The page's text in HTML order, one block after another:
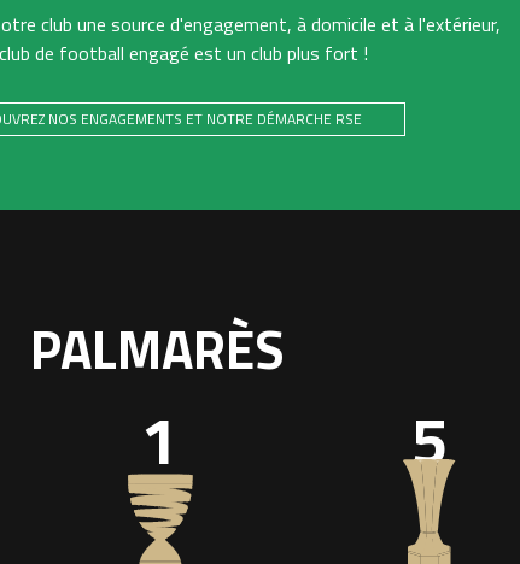
club une source d'engagement, à domicile et à l'extérieur,
de football engagé est un club plus fort !
NOS ENGAGEMENTS ET NOTRE DÉMARCHE RSE
PALMARÈS
1 5